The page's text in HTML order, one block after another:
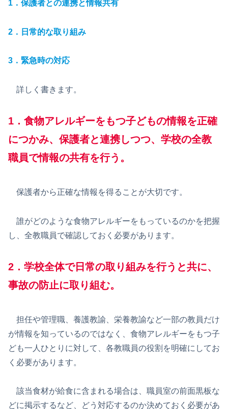
1．保護者との連携と情報共有
2．日常的な取り組み
3．緊急時の対応
詳しく書きます。
1．食物アレルギーをもつ子どもの情報を正確
につかみ、保護者と連携しつつ、学校の全教
職員で情報の共有を行う。
保護者から正確な情報を得ることが大切です。
誰がどのような食物アレルギーをもっているのかを把握
し、全教職員で確認しておく必要があります。
2．学校全体で日常の取り組みを行うと共に、
事故の防止に取り組む。
担任や管理職、養護教諭、栄養教諭など一部の教員だけ
が情報を知っているのではなく、食物アレルギーをもつ子
ども一人ひとりに対して、各教職員の役割を明確にしてお
く必要があります。
該当食材が給食に含まれる場合は、職員室の前面黒板な
どに掲示するなど、どう対応するのか決めておく必要があ